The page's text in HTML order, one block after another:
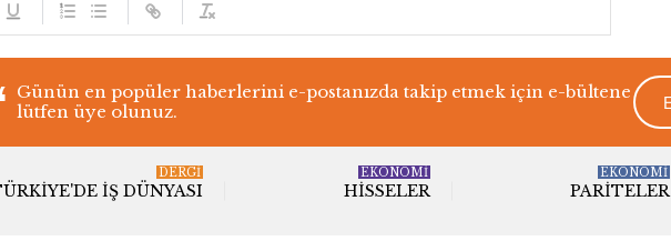
Günün en popüler haberlerini e-postanızda takip etmek için e-bültene
lütfen üye olunuz.
İŞ DÜNYASI
DERGI
HISSELER
EKONOMİ
PARITELER
EKONOMİ